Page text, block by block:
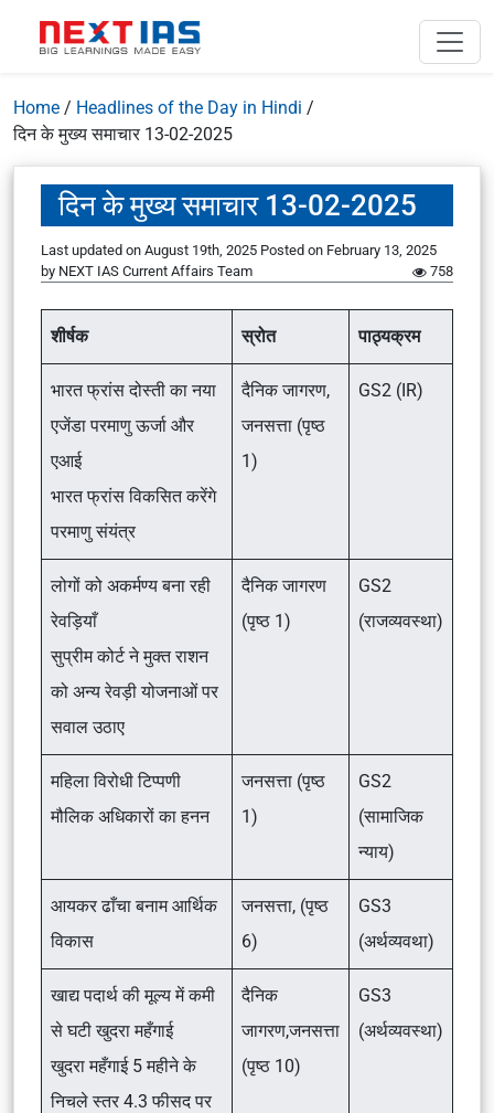
Home / Headlines of the Day in Hindi /
दिन के मुख्य समाचार 13-02-2025
दिन के मुख्य समाचार 13-02-2025
Last updated on August 19th, 2025 Posted on February 13, 2025
by NEXT IAS Current Affairs Team 758
शीर्षक स्रोत पाठ्यक्रम
भारत फ्रांस दोस्ती का नया
एजेंडा परमाणु ऊर्जा और
एआई
भारत फ्रांस विकसित करेंगे
परमाणु संयंत्र
दैनिक जागरण,
जनसत्ता (पृष्ठ
1)
GS2 (IR)
लोगों को अकर्मण्य बना रही
रेवड़ियाँ
सुप्रीम कोर्ट ने मुक्त राशन
को अन्य रेवड़ी योजनाओं पर
सवाल उठाए
दैनिक जागरण
(पृष्ठ 1)
GS2
(राजव्यवस्था)
महिला विरोधी टिप्पणी
मौलिक अधिकारों का हनन
जनसत्ता (पृष्ठ
1)
GS2
(सामाजिक
न्याय)
आयकर ढाँचा बनाम आर्थिक
विकास
जनसत्ता, (पृष्ठ
6)
GS3
(अर्थव्यवथा)
खाद्य पदार्थ की मूल्य में कमी
से घटी खुदरा महँगाई
खुदरा महँगाई 5 महीने के
निचले स्तर 4.3 फीसद पर
दैनिक
जागरण,जनसत्ता
(पृष्ठ 10)
GS3
(अर्थव्यवस्था)